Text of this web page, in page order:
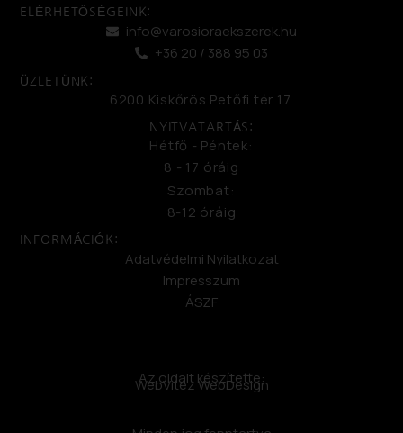
ELÉRHETŐSÉGEINK:
info@varosioraekszerek.hu
+36 20 / 388 95 03
ÜZLETÜNK:
6200 Kiskőrös Petőfi tér 17.
NYITVATARTÁS:
Hétfő - Péntek:
8 - 17 óráig
Szombat:
8-12 óráig
INFORMÁCIÓK:
Adatvédelmi Nyilatkozat
Impresszum
ÁSZF
Az oldalt készítette:
WebVitéz WebDesign